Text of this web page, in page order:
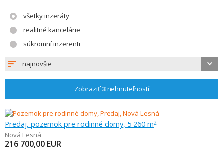
všetky inzeráty
realitné kancelárie
súkromní inzerenti
najnovšie
Zobraziť3nehnuteľností
Predaj, pozemok pre rodinné domy, 5 260 m2
Nová Lesná
216 700,00 EUR